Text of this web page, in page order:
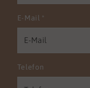
E-Mail *
Telefon